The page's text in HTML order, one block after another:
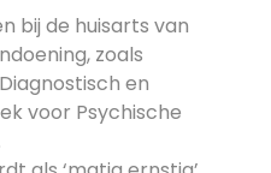
bij de huisarts van
zoals
en
voor Psychische